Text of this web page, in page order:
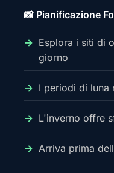
📸 Pianificazione
Esplora i siti di
giorno
I periodi di luna
L'inverno offre
Arriva prima